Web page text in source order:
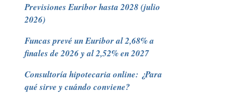
Previsiones Euribor hasta 2028 (julio
2026)
Funcas prevé un Euribor al 2,68% a
finales de 2026 y al 2,52% en 2027
Consultoría hipotecaria online: ¿Para
qué sirve y cuándo conviene?